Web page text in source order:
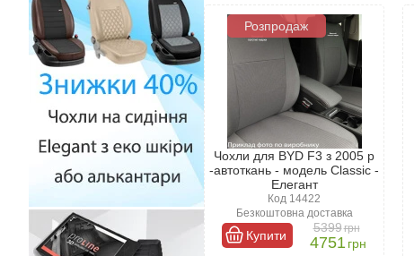
Розпродаж
Чохли для BYD F3 з 2005 р
-автоткань - модель Classic -
Елегант
Код 14422
Безкоштовна доставка
Купити
5399грн
4751грн